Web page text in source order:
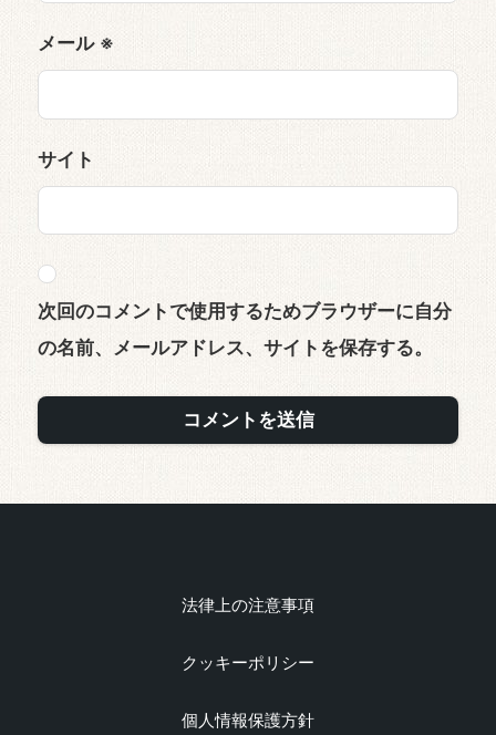
メール ※
サイト
次回のコメントで使用するためブラウザーに自分
の名前、メールアドレス、サイトを保存する。
法律上の注意事項
クッキーポリシー
個人情報保護方針